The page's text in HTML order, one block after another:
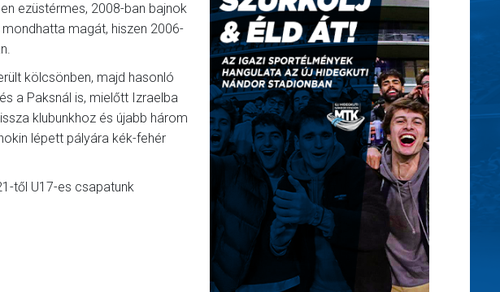
ezüstérmes, 2008-ban bajnok
magát, hiszen 2006-
kölcsönben, majd hasonló
a Paksnál is, mielőtt Izraelba
klubunkhoz és újabb három
lépett pályára kék-fehér
től U17-es csapatunk